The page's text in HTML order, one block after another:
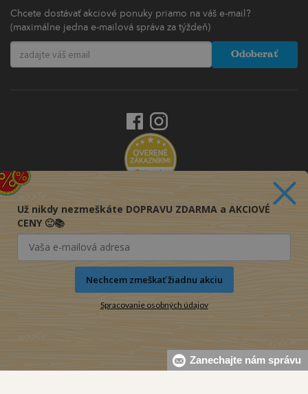
Chcete dostávať akciové ponuky priamo na váš e-mail?
(maximálne jedna e-mailová správa za týždeň)
Odoberať
Zanechajte nám správu
Už nikdy nezmeškáte DOPRAVU ZDARMA a AKCIOVÉ
CENY 🙂📚
Nechcem zmeškať žiadnu akciu
Spracovanie osobných údajov